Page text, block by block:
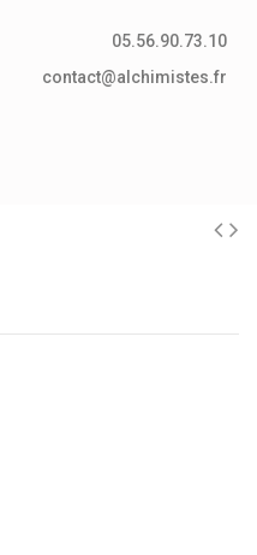
05.56.90.73.10
contact@alchimistes.fr